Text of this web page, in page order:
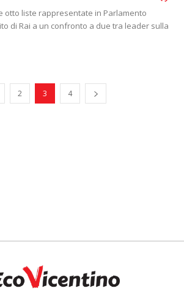
otto liste rappresentate in Parlamento
di Rai a un confronto a due tra leader sulla
2 3 4